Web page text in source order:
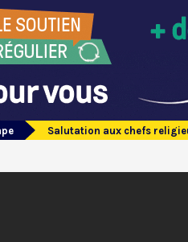
Salutation aux chefs